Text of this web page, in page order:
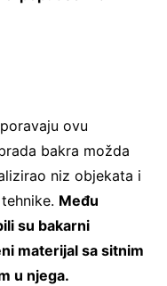
ovu
bakra možda
niz objekata i
Među
su bakarni
materijal sa sitnim
u njega.